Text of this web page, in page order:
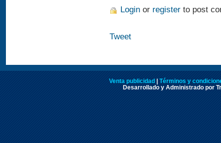
Login or register to post
Tweet
Venta publicidad | Términos y
Desarrollado y Administrado por